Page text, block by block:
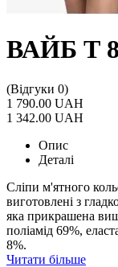
ВАЙБ Т 8
(Відгуки 0)
1 790.00 UAH
1 342.00 UAH
Опис
Деталі
Сліпи м'ятного
виготовлені з
яка прикрашена
поліамід 69%,
8%.
Читати більше